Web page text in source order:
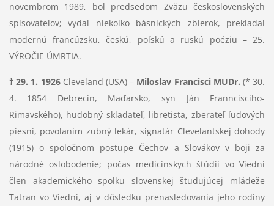
novembrom 1989, bol predsedom Zväzu československých
spisovateľov; vydal niekoľko básnických zbierok, prekladal
modernú francúzsku, českú, poľskú a ruskú poéziu – 25.
VÝROČIE ÚMRTIA.
† 29. 1. 1926Cleveland (USA) – Miloslav Francisci MUDr. (* 30.
4. 1854 Debrecín, Maďarsko, syn Ján Franncisciho-
Rimavského), hudobný skladateľ, libretista, zberateľ ľudových
piesní, povolaním zubný lekár, signatár Clevelantskej dohody
(1915) o spoločnom postupe Čechov a Slovákov v boji za
národné oslobodenie; počas medicínskych štúdií vo Viedni
člen akademického spolku slovenskej študujúcej mládeže
Tatran vo Viedni, aj v dôsledku prenasledovania jeho rodiny